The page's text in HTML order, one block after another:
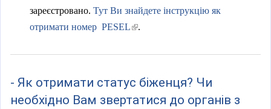
i
k
s
e
зареєстровано. Тут Ви знайдете інструкцію як
отримати номер PESEL(
i
k
.
- Як отримати статус біженця? Чи
необхідно Вам звертатися до органів з